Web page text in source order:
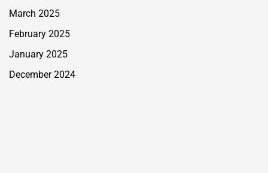
March 2025
February 2025
January 2025
December 2024